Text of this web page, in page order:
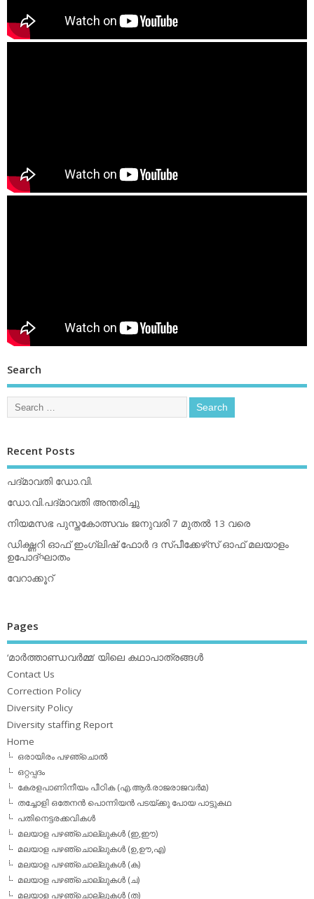
Search
Recent Posts
പദ്മാവതി ഡോ.വി.
ഡോ.വി.പദ്മാവതി അന്തരിച്ചു
നിയമസഭ പുസ്തകോത്സവം ജനുവരി 7 മുതല്‍ 13 വരെ
ഡിക്ഷ്ണറി ഓഫ് ഇംഗ്ലിഷ് ഫോര്‍ ദ സ്പീക്കേഴ്‌സ് ഓഫ് മലയാളം
ഉപോദ്ഘാതം
വേറാക്കൂറ്
Pages
‘മാര്‍ത്താണ്ഡവര്‍മ്മ’ യിലെ കഥാപാത്രങ്ങള്‍
Contact Us
Correction Policy
Diversity Policy
Diversity staffing Report
Home
ഒരായിരം പഴഞ്ചൊല്‍
ഒറ്റപ്പദം
കേരളപാണിനീയം പീഠിക (എ.ആര്‍.രാജരാജവര്‍മ)
തച്ചോളി ഒതേനൻ പൊന്നിയൻ പടയ്‌ക്കു പോയ പാട്ടുകഥ
പതിനെട്ടരക്കവികള്‍
മലയാള പഴഞ്ചൊല്ലുകള്‍ (ഇ,ഈ)
മലയാള പഴഞ്ചൊല്ലുകള്‍ (ഉ,ഊ,എ)
മലയാള പഴഞ്ചൊല്ലുകള്‍ (ക)
മലയാള പഴഞ്ചൊല്ലുകള്‍ (ച)
മലയാള പഴഞ്ചൊല്ലുകള്‍ (ത)